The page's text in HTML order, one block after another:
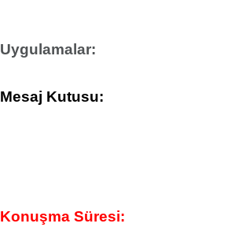
Uygulamalar:
Mesaj Kutusu:
Konuşma Süresi: